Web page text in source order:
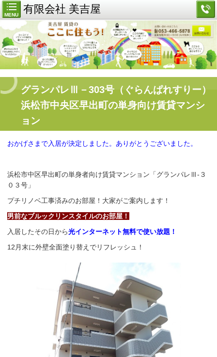
MENU 有限会社 美吉屋
グランパレⅢ－303号（ぐらんぱれすりー）
浜松市中央区早出町の単身向け賃貸マンシ
ョン
おかげさまで入居が決定しました。ありがとうございました。
浜松市中区早出町の単身者向け賃貸マンション「グランパレⅢ-３
０３号」
プチリノベ工事済みのお部屋！大家がご案内します！
男前なブルックリンスタイルのお部屋！
入居したその日から光インターネット無料で使い放題！
12月末に外壁全面塗り替えでリフレッシュ！